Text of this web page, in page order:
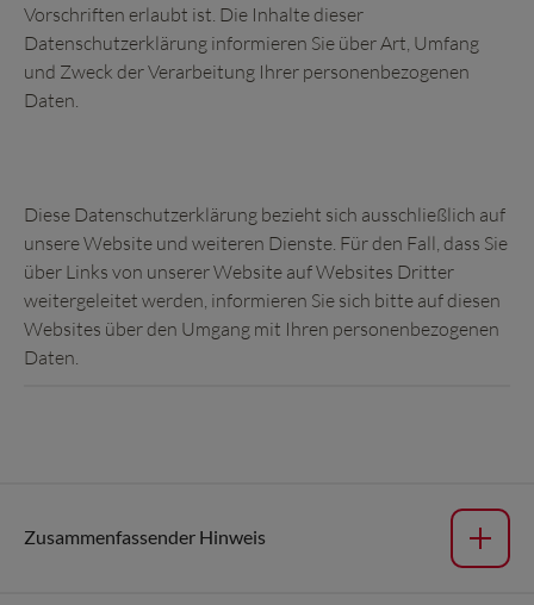
Vorschriften erlaubt ist. Die Inhalte dieser
Datenschutzerklärung informieren Sie über Art, Umfang
und Zweck der Verarbeitung Ihrer personenbezogenen
Daten.
Diese Datenschutzerklärung bezieht sich ausschließlich auf
unsere Website und weiteren Dienste. Für den Fall, dass Sie
über Links von unserer Website auf Websites Dritter
weitergeleitet werden, informieren Sie sich bitte auf diesen
Websites über den Umgang mit Ihren personenbezogenen
Daten.
Zusammenfassender Hinweis